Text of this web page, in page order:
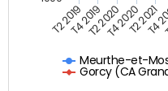
Meurthe-et-
Gorcy (CA
T2 2019T4 2019T2 2020T4 2020T2 2021
T4